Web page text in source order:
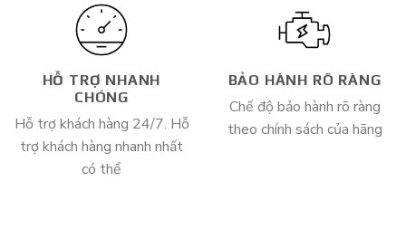
HỖ TRỢ NHANH
CHÓNG
Hỗ trợ khách hàng 24/7. Hỗ
trợ khách hàng nhanh nhất
có thể
BẢO HÀNH RÕ RÀNG
Chế độ bảo hành rõ ràng
theo chính sách của hãng